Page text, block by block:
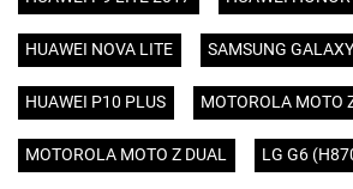
HUAWEI NOVA LITE SAMSUNG
HUAWEI P10 PLUS MOTOROLA MOTO
MOTOROLA MOTO Z DUAL LG G6